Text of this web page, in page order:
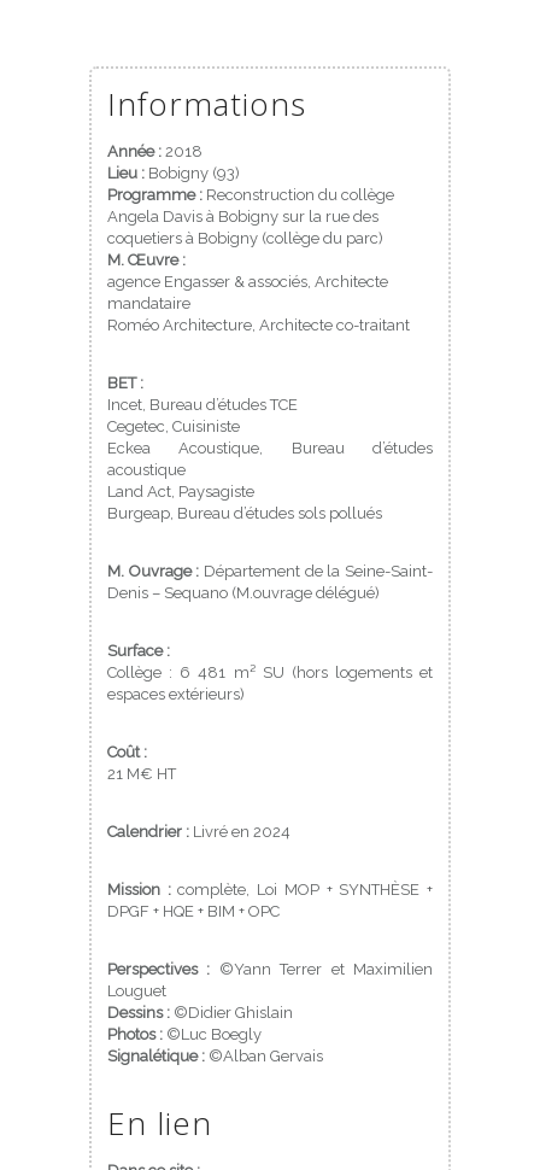
Informations
Année : 2018
Lieu : Bobigny (93)
Programme : Reconstruction du collège
Angela Davis à Bobigny sur la rue des
coquetiers à Bobigny (collège du parc)
M. Œuvre :
agence Engasser & associés, Architecte
mandataire
Roméo Architecture, Architecte co-traitant
BET :
Incet, Bureau d’études TCE
Cegetec, Cuisiniste
Eckea Acoustique, Bureau d’études
acoustique
Land Act, Paysagiste
Burgeap, Bureau d’études sols pollués
M. Ouvrage : Département de la Seine-Saint-
Denis – Sequano (M.ouvrage délégué)
Surface :
Collège : 6 481 m² SU (hors logements et
espaces extérieurs)
Coût :
21 M€ HT
Calendrier : Livré en 2024
Mission :complète, Loi MOP + SYNTHÈSE +
DPGF + HQE + BIM + OPC
Perspectives : ©Yann Terrer et Maximilien
Louguet
Dessins : ©Didier Ghislain
Photos : ©Luc Boegly
Signalétique : ©Alban Gervais
En lien